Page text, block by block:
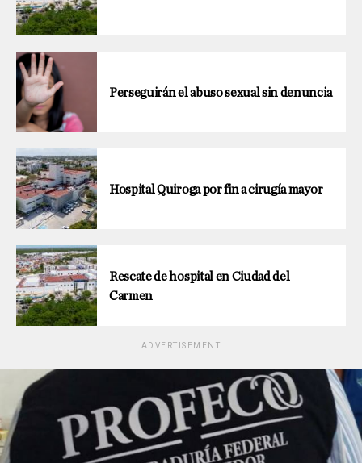
Perseguirán el abuso sexual sin denuncia
Hospital Quiroga por fin a cirugía mayor
Rescate de hospital en Ciudad del
Carmen
ADVERTISEMENT